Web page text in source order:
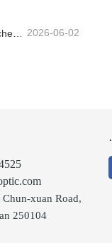
Forschung zu mittelinfraroten parametrischen Oszillatoren - Teil 05 2026-06-02
Chun-xuan Road,
250104
.